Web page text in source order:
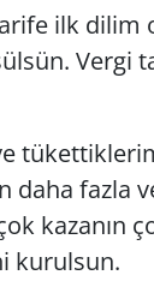
ilk dilim
Vergi
fazla
kazanın
kurulsun.